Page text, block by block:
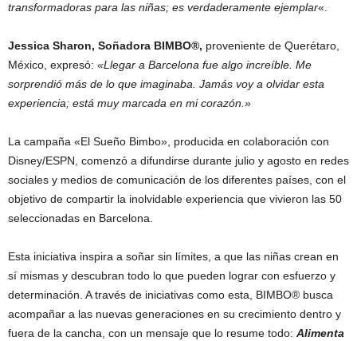
transformadoras para las niñas; es verdaderamente ejemplar«.
Jessica Sharon, Soñadora BIMBO®, proveniente de Querétaro,
México, expresó: «Llegar a Barcelona fue algo increíble. Me
sorprendió más de lo que imaginaba. Jamás voy a olvidar esta
experiencia; está muy marcada en mi corazón.»
La campaña «El Sueño Bimbo», producida en colaboración con
Disney/ESPN, comenzó a difundirse durante julio y agosto en redes
sociales y medios de comunicación de los diferentes países, con el
objetivo de compartir la inolvidable experiencia que vivieron las 50
seleccionadas en Barcelona.
Esta iniciativa inspira a soñar sin límites, a que las niñas crean en
sí mismas y descubran todo lo que pueden lograr con esfuerzo y
determinación. A través de iniciativas como esta, BIMBO® busca
acompañar a las nuevas generaciones en su crecimiento dentro y
fuera de la cancha, con un mensaje que lo resume todo: Alimenta